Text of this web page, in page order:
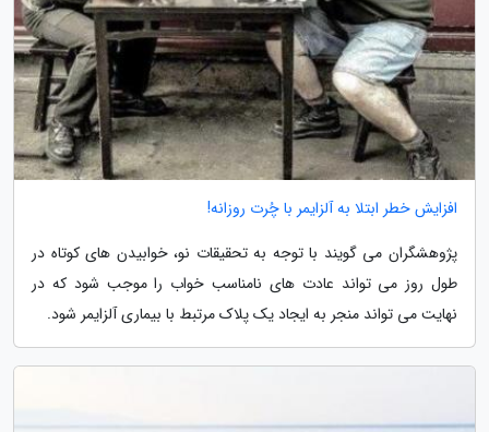
افزایش خطر ابتلا به آلزایمر با چُرت روزانه!
پژوهشگران می گویند با توجه به تحقیقات نو، خوابیدن های کوتاه در
طول روز می تواند عادت های نامناسب خواب را موجب شود که در
نهایت می تواند منجر به ایجاد یک پلاک مرتبط با بیماری آلزایمر شود.